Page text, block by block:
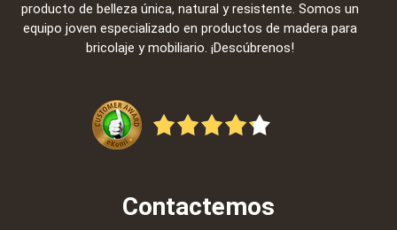
producto de belleza única, natural y resistente. Somos un
equipo joven especializado en productos de madera para
bricolaje y mobiliario. ¡Descúbrenos!
Contactemos